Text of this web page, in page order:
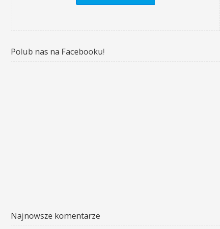
Polub nas na Facebooku!
Najnowsze komentarze